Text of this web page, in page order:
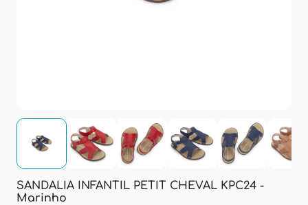
SANDALIA INFANTIL PETIT CHEVAL KPC24 -
Marinho